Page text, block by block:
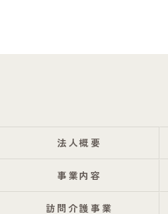
法人概要
事業内容
訪問介護事業